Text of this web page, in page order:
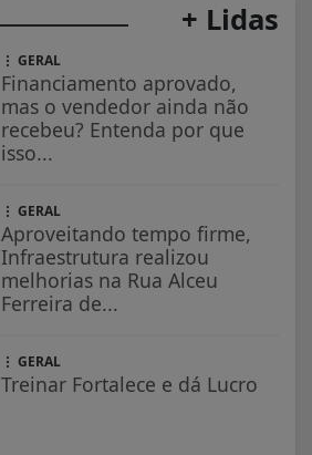
+ Lidas
GERAL
Financiamento aprovado,
mas o vendedor ainda não
recebeu? Entenda por que
isso...
GERAL
Aproveitando tempo firme,
Infraestrutura realizou
melhorias na Rua Alceu
Ferreira de...
GERAL
Treinar Fortalece e dá Lucro